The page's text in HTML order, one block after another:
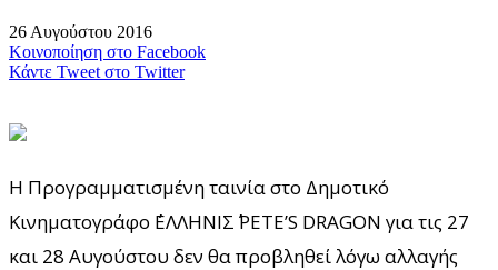
26 Αυγούστου 2016
Κοινοποίηση στο Facebook
Κάντε Tweet στο Twitter
Η Προγραμματισμένη ταινία στο Δημοτικό
Κινηματογράφο ΄΄ΕΛΛΗΝΙΣ΄΄ PETE’S DRAGON για τις 27
και 28 Αυγούστου δεν θα προβληθεί λόγω αλλαγής